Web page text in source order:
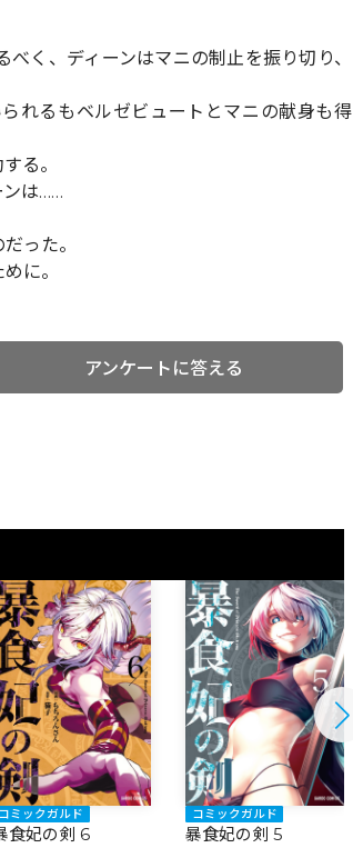
く、ディーンはマニの制止を振り切り、
れるもベルゼビュートとマニの献身も得
る。
ンは……
った。
に。
アンケートに答える
コミックガルド
食妃の剣 6
コミックガルド
暴食妃の剣 5